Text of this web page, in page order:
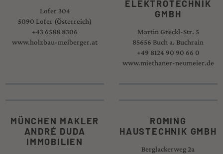
Lofer 304
5090 Lofer (Österreich)
+43 6588 8306
www.holzbau-meiberger.at
ELEKTROTECHNIK
GMBH
Martin Greckl-Str. 5
85656 Buch a. Buchrain
+49 8124 90 90 66 0
www.miethaner-neumeier.de
MÜNCHEN MAKLER
ANDRÉ DUDA
IMMOBILIEN
ROMING
HAUSTECHNIK GMBH
Berglackerweg 2a